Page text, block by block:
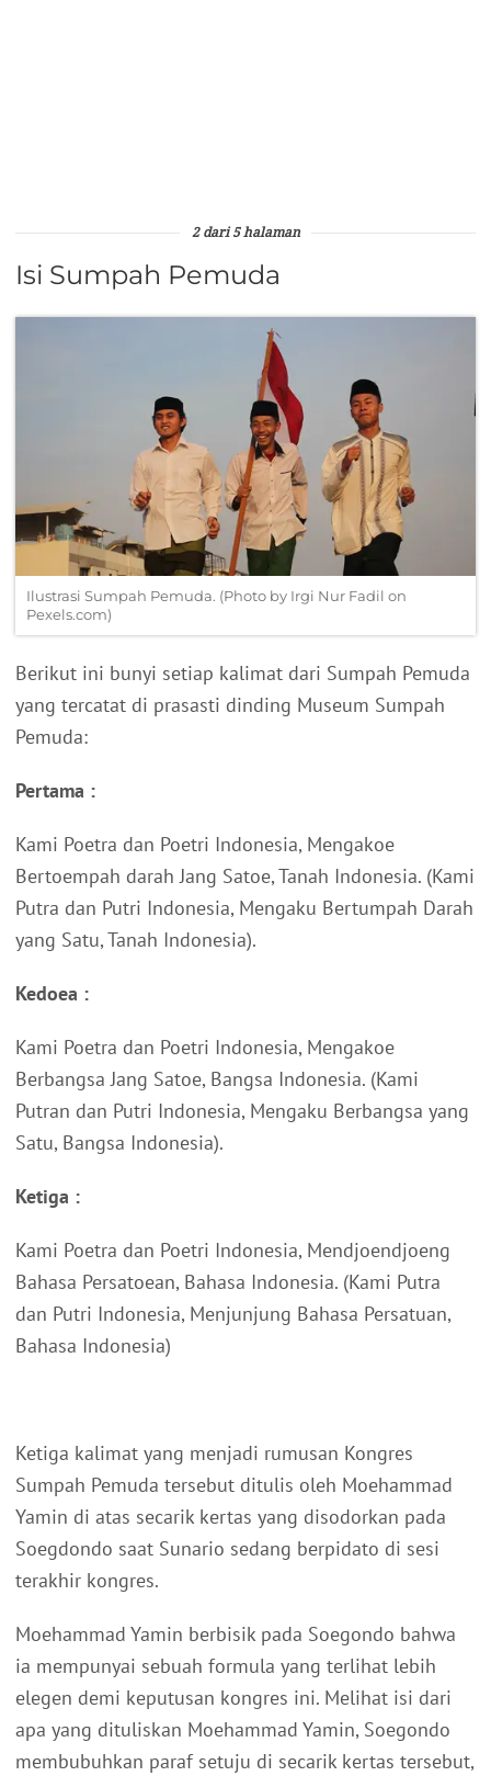
2 dari 5 halaman
Isi Sumpah Pemuda
Ilustrasi Sumpah Pemuda. (Photo by Irgi Nur Fadil on
Pexels.com)
Berikut ini bunyi setiap kalimat dari Sumpah Pemuda
yang tercatat di prasasti dinding Museum Sumpah
Pemuda:
Pertama :
Kami Poetra dan Poetri Indonesia, Mengakoe
Bertoempah darah Jang Satoe, Tanah Indonesia. (Kami
Putra dan Putri Indonesia, Mengaku Bertumpah Darah
yang Satu, Tanah Indonesia).
Kedoea :
Kami Poetra dan Poetri Indonesia, Mengakoe
Berbangsa Jang Satoe, Bangsa Indonesia. (Kami
Putran dan Putri Indonesia, Mengaku Berbangsa yang
Satu, Bangsa Indonesia).
Ketiga :
Kami Poetra dan Poetri Indonesia, Mendjoendjoeng
Bahasa Persatoean, Bahasa Indonesia. (Kami Putra
dan Putri Indonesia, Menjunjung Bahasa Persatuan,
Bahasa Indonesia)
Ketiga kalimat yang menjadi rumusan Kongres
Sumpah Pemuda tersebut ditulis oleh Moehammad
Yamin di atas secarik kertas yang disodorkan pada
Soegdondo saat Sunario sedang berpidato di sesi
terakhir kongres.
Moehammad Yamin berbisik pada Soegondo bahwa
ia mempunyai sebuah formula yang terlihat lebih
elegen demi keputusan kongres ini. Melihat isi dari
apa yang dituliskan Moehammad Yamin, Soegondo
membubuhkan paraf setuju di secarik kertas tersebut,